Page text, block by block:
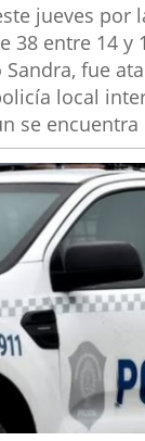
jueves por
38 entre 14 y
fue
local
se